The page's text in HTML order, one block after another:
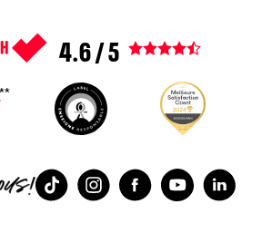
4.6 / 5 1 2 3 4 5
Voir tous les avis
TikTokInstagramFacebookYoutube